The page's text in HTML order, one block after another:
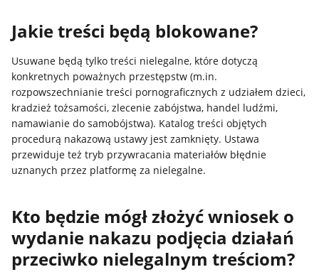
Jakie treści będą blokowane?
Usuwane będą tylko treści nielegalne, które dotyczą
konkretnych poważnych przestępstw (m.in.
rozpowszechnianie treści pornograficznych z udziałem dzieci,
kradzież tożsamości, zlecenie zabójstwa, handel ludźmi,
namawianie do samobójstwa). Katalog treści objętych
procedurą nakazową ustawy jest zamknięty. Ustawa
przewiduje też tryb przywracania materiałów błędnie
uznanych przez platformę za nielegalne.
Kto będzie mógł złożyć wniosek o
wydanie nakazu podjęcia działań
przeciwko nielegalnym treściom?